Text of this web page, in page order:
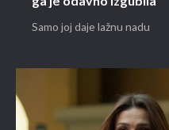
Samo joj daje lažnu nadu